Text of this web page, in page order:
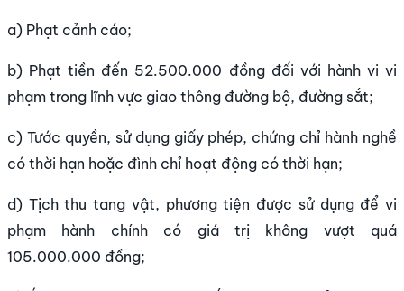
a) Phạt cảnh cáo;
b) Phạt tiền đến 52.500.000 đồng đối với hành vi vi
phạm trong lĩnh vực giao thông đường bộ, đường sắt;
c) Tước quyền, sử dụng giấy phép, chứng chỉ hành nghề
có thời hạn hoặc đình chỉ hoạt động có thời hạn;
d) Tịch thu tang vật, phương tiện được sử dụng để vi
phạm hành chính có giá trị không vượt quá
105.000.000 đồng;